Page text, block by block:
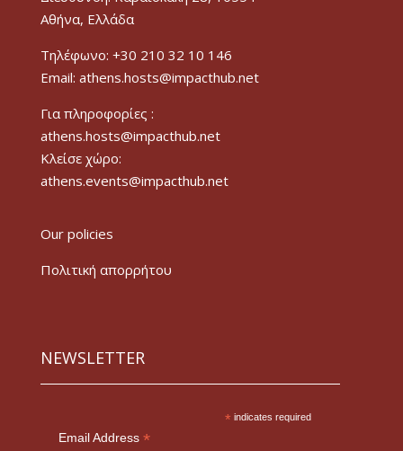
Αθήνα, Ελλάδα
Τηλέφωνο: +30 210 32 10 146
Email: athens.hosts@impacthub.net
Για πληροφορίες :
athens.hosts@impacthub.net
Κλείσε χώρο:
athens.events@impacthub.net
Our policies
Πολιτική απορρήτου
NEWSLETTER
* indicates required
Email Address *